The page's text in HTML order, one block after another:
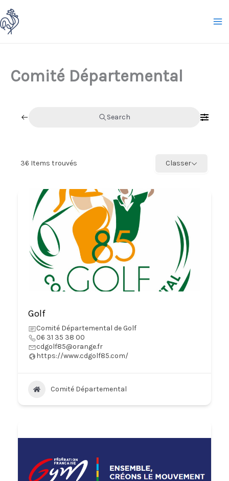
Aller
au
contenu
Comité Départemental
Search
36 Items trouvés Classer
Golf
Comité Départemental de Golf
06 31 35 38 00
cdgolf85@orange.fr
https://www.cdgolf85.com/
Comité Départemental